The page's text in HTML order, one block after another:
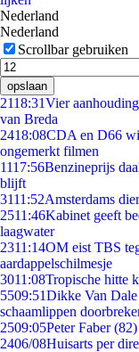
Nederland
Nederland
Scrollbar gebruiken
opslaan
2118:31Vier
van Breda
2418:08CDA en D66
ongemerkt filmen
1117:56Benzineprijs
blijft
3111:52Amsterdams
2511:46Kabinet geeft
laagwater
2311:14OM eist TBS
aardappelschilmesje
3011:08Tropische hitte
5509:51Dikke Van
schaamlippen
2509:05Peter Faber
2406/08Huisarts per